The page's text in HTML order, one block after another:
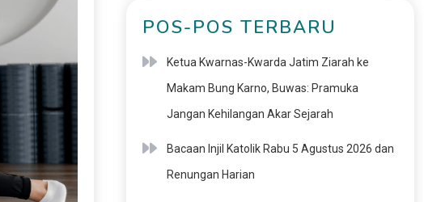
POS-POS TERBARU
Ketua Kwarnas-Kwarda Jatim Ziarah ke
Makam Bung Karno, Buwas: Pramuka
Jangan Kehilangan Akar Sejarah
Bacaan Injil Katolik Rabu 5 Agustus 2026 dan
Renungan Harian